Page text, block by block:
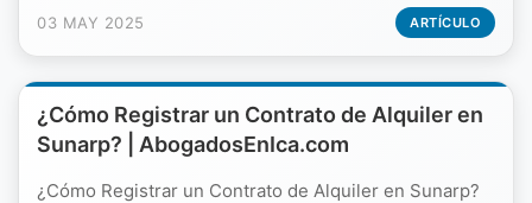
03 MAY 2025 ARTÍCULO
¿Cómo Registrar un Contrato de Alquiler en
Sunarp? | AbogadosEnIca.com
¿Cómo Registrar un Contrato de Alquiler en Sunarp?